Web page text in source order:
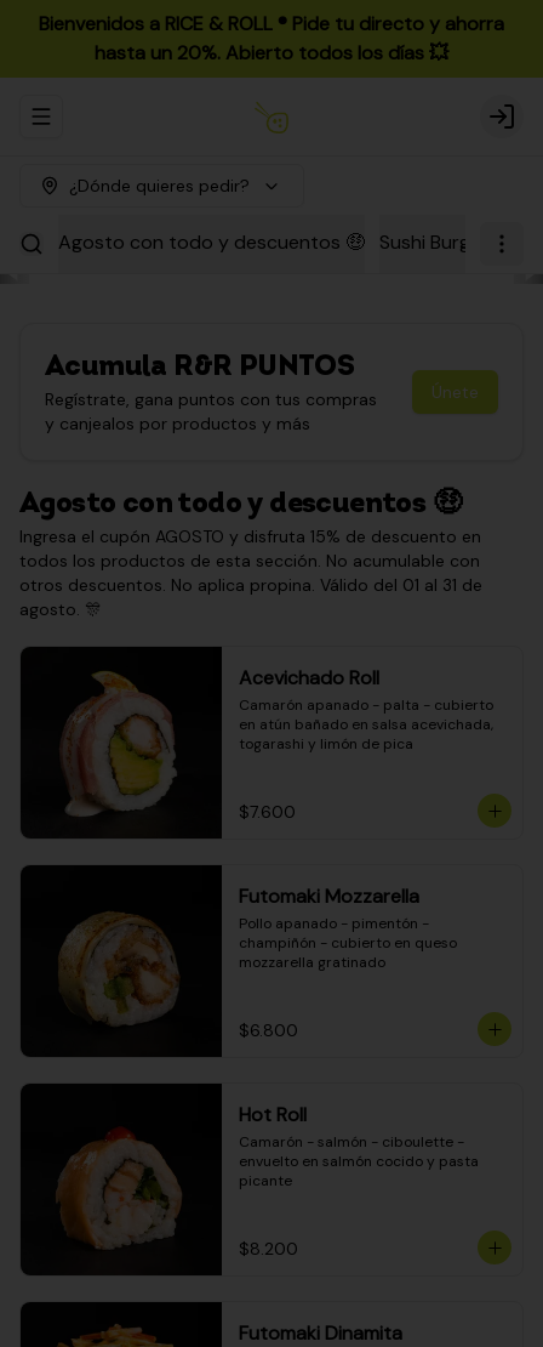
Bienvenidos a RICE & ROLL ®️ Pide tu directo y ahorra
hasta un 20%. Abierto todos los días 💥
Abrir menu de navegación Login
¿Dónde quieres pedir?
Agosto con todo y descuentos 🤑 Sushi Burgers
Acumula R&R PUNTOS
Regístrate, gana puntos con tus compras
y canjealos por productos y más
Únete
Agosto con todo y descuentos 🤑
Ingresa el cupón AGOSTO y disfruta 15% de descuento en
todos los productos de esta sección. No acumulable con
otros descuentos. No aplica propina. Válido del 01 al 31 de
agosto. 🎊
Acevichado Roll
Camarón apanado - palta - cubierto
en atún bañado en salsa acevichada,
togarashi y limón de pica
$7.600
Futomaki Mozzarella
Pollo apanado - pimentón -
champiñón - cubierto en queso
mozzarella gratinado
$6.800
Hot Roll
Camarón - salmón - ciboulette -
envuelto en salmón cocido y pasta
picante
$8.200
Futomaki Dinamita